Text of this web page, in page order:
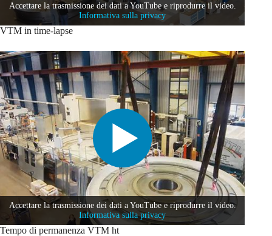
Accettare la trasmissione dei dati a YouTube e riprodurre il video.
Informativa sulla privacy
VTM in time-lapse
Accettare la trasmissione dei dati a YouTube e riprodurre il video.
Informativa sulla privacy
Tempo di permanenza VTM ht